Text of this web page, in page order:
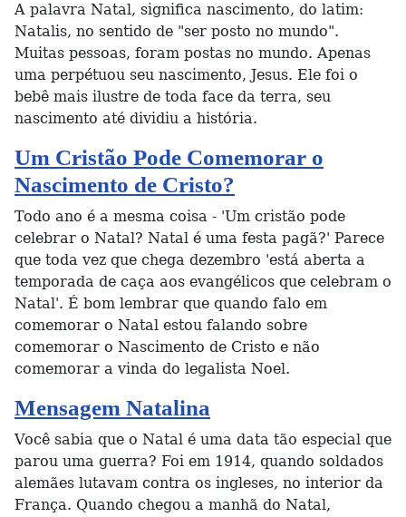
A palavra Natal, significa nascimento, do latim:
Natalis, no sentido de "ser posto no mundo".
Muitas pessoas, foram postas no mundo. Apenas
uma perpétuou seu nascimento, Jesus. Ele foi o
bebê mais ilustre de toda face da terra, seu
nascimento até dividiu a história.
Um Cristão Pode Comemorar o
Nascimento de Cristo?
Todo ano é a mesma coisa - 'Um cristão pode
celebrar o Natal? Natal é uma festa pagã?' Parece
que toda vez que chega dezembro 'está aberta a
temporada de caça aos evangélicos que celebram o
Natal'. É bom lembrar que quando falo em
comemorar o Natal estou falando sobre
comemorar o Nascimento de Cristo e não
comemorar a vinda do legalista Noel.
Mensagem Natalina
Você sabia que o Natal é uma data tão especial que
parou uma guerra? Foi em 1914, quando soldados
alemães lutavam contra os ingleses, no interior da
França. Quando chegou a manhã do Natal,